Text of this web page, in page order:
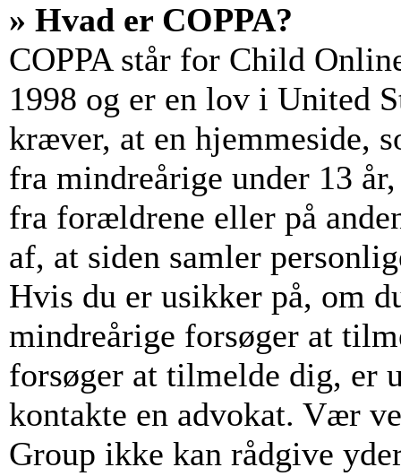
» Hvad er COPPA?
COPPA står for Child
1998 og er en lov i United
kræver, at en hjemmeside,
fra mindreårige under 13
fra forældrene eller på
af, at siden samler
Hvis du er usikker på, om
mindreårige forsøger at
forsøger at tilmelde dig, er
kontakte en advokat. Vær
Group ikke kan rådgive